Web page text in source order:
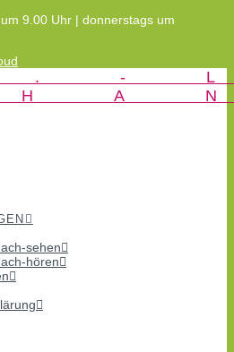
9.00 Uhr | donnerstags um
sehen
hören